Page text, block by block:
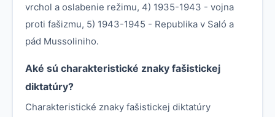
vrchol a oslabenie režimu, 4) 1935-1943 - vojna
proti fašizmu, 5) 1943-1945 - Republika v Saló a
pád Mussoliniho.
Aké sú charakteristické znaky fašistickej
diktatúry?
Charakteristické znaky fašistickej diktatúry